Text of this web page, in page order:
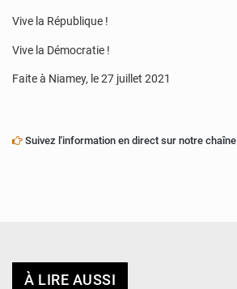
Vive la République !
Vive la Démocratie !
Faite à Niamey, le 27 juillet 2021
Suivez l'information en direct sur notre chaîne
À LIRE AUSSI